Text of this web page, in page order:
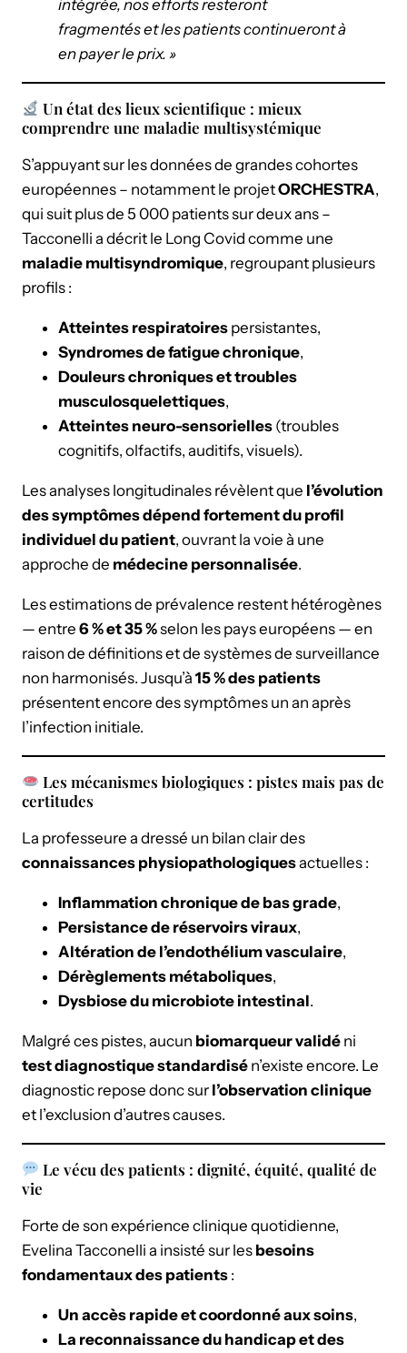
intégrée, nos efforts resteront
fragmentés et les patients continueront à
en payer le prix. »
Un état des lieux scientifique : mieux
comprendre une maladie multisystémique
S’appuyant sur les données de grandes cohortes
européennes – notamment le projetORCHESTRA,
qui suit plus de 5 000 patients sur deux ans –
Tacconelli a décrit le Long Covid comme une
maladie multisyndromique, regroupant plusieurs
profils :
Atteintes respiratoires persistantes,
Syndromes de fatigue chronique,
Douleurs chroniques et troubles
musculosquelettiques,
Atteintes neuro-sensorielles (troubles
cognitifs, olfactifs, auditifs, visuels).
Les analyses longitudinales révèlent que l’évolution
des symptômes dépend fortement du profil
individuel du patient, ouvrant la voie à une
approche de médecine personnalisée.
Les estimations de prévalence restent hétérogènes
— entre 6 % et 35 %selon les pays européens — en
raison de définitions et de systèmes de surveillance
non harmonisés. Jusqu’à 15 % des patients
présentent encore des symptômes un an après
l’infection initiale.
Les mécanismes biologiques : pistes mais pas de
certitudes
La professeure a dressé un bilan clair des
connaissances physiopathologiquesactuelles :
Inflammation chronique de bas grade,
Persistance de réservoirs viraux,
Altération de l’endothélium vasculaire,
Dérèglements métaboliques,
Dysbiose du microbiote intestinal.
Malgré ces pistes, aucun biomarqueur validé ni
test diagnostique standardisé n’existe encore. Le
diagnostic repose donc sur l’observation clinique
et l’exclusion d’autres causes.
Le vécu des patients : dignité, équité, qualité de
vie
Forte de son expérience clinique quotidienne,
Evelina Tacconelli a insisté sur les besoins
fondamentaux des patients :
Un accès rapide et coordonné aux soins,
La reconnaissance du handicap et des